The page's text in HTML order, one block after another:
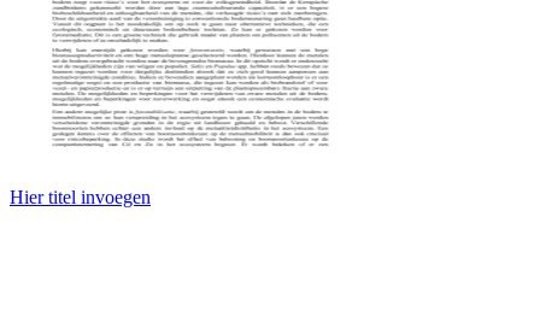
Hier titel invoegen